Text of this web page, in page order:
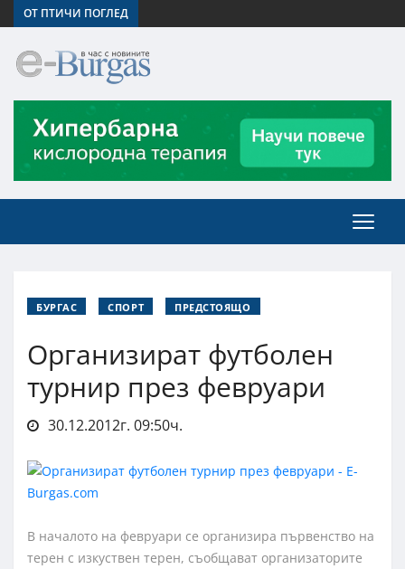
ОТ ПТИЧИ ПОГЛЕД
БУРГАС СПОРТ ПРЕДСТОЯЩО
Организират футболен
турнир през февруари
30.12.2012г. 09:50ч.
В началото на февруари се организира първенство на
терен с изкуствен терен, съобщават организаторите